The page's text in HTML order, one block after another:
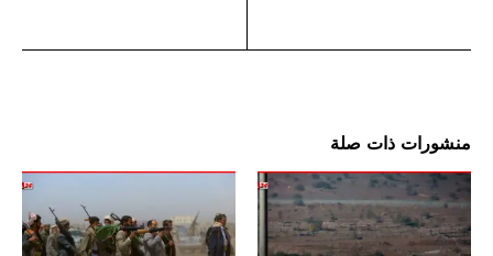
منشورات ذات صلة